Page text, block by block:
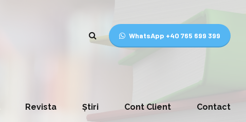
WhatsApp +40 765 699 399
Revista Știri Cont Client Contact